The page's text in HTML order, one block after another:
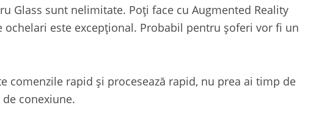
Glass sunt nelimitate. Poți face cu Augmented Reality
ochelari este excepțional. Probabil pentru șoferi vor fi un
comenzile rapid și procesează rapid, nu prea ai timp de
conexiune.